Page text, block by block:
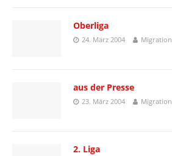
Oberliga
24. März 2004 Migration
aus der Presse
23. März 2004 Migration
2. Liga